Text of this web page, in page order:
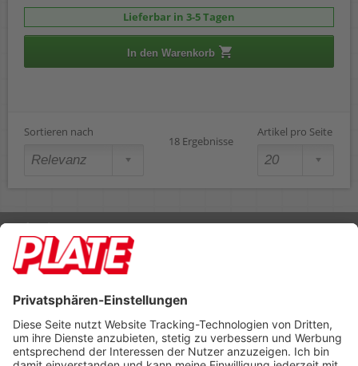
Lieferbar in 3-5 Tagen
In den Warenkorb
Sortieren nach
18 Ergebnisse
Artikel pro Seite
Rufen Sie uns an 04298 401-0
Lieferbedingungen Impressum
Footer anzeigen
PLATE Büromaterial Vertriebs GmbH